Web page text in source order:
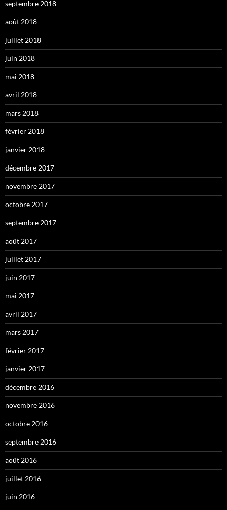
septembre 2018
août 2018
juillet 2018
juin 2018
mai 2018
avril 2018
mars 2018
février 2018
janvier 2018
décembre 2017
novembre 2017
octobre 2017
septembre 2017
août 2017
juillet 2017
juin 2017
mai 2017
avril 2017
mars 2017
février 2017
janvier 2017
décembre 2016
novembre 2016
octobre 2016
septembre 2016
août 2016
juillet 2016
juin 2016